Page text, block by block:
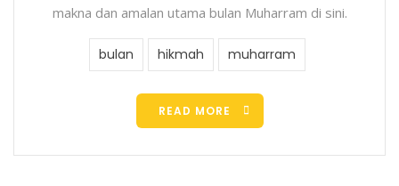
makna dan amalan utama bulan Muharram di sini.
bulan hikmah muharram
READ MORE